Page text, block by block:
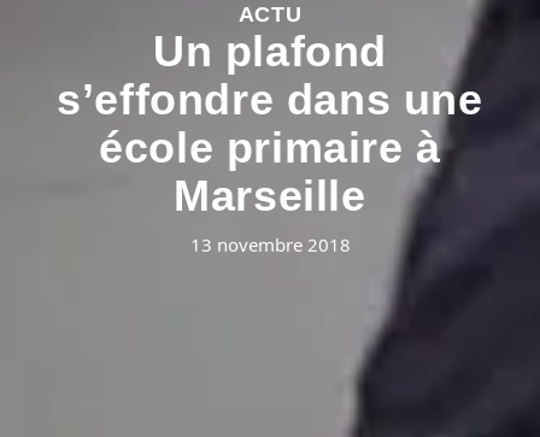
ACTU
Un plafond
s’effondre dans une
école primaire à
Marseille
13 novembre 2018